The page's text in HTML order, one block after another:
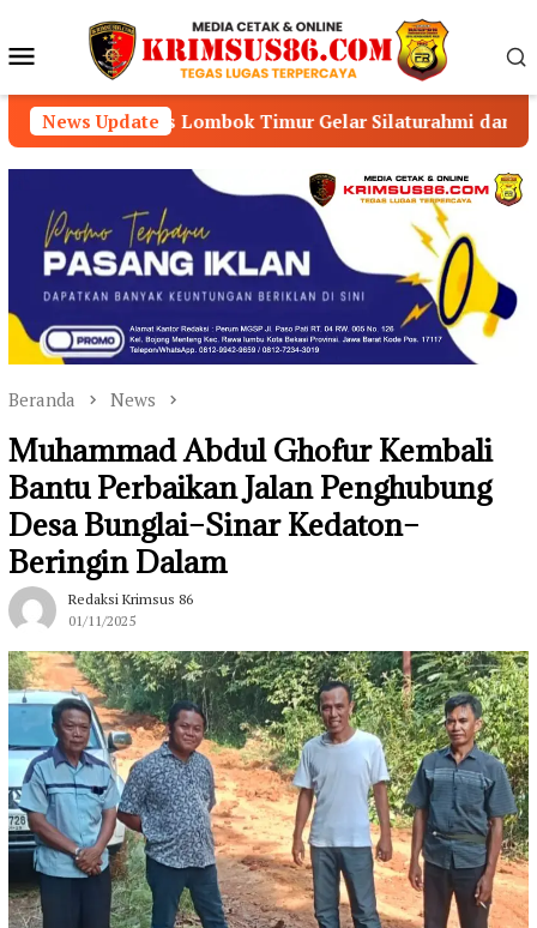
konten Menu
Mobile
News Update
Lombok Timur Gelar Silaturahmi dan Lomba Memancing
Beranda News
Muhammad Abdul Ghofur Kembali
Bantu Perbaikan Jalan Penghubung
Desa Bunglai–Sinar Kedaton–
Beringin Dalam
Redaksi Krimsus 86
01/11/2025